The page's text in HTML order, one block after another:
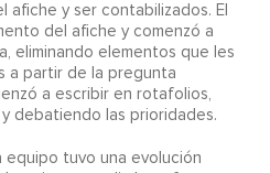
afiche y ser contabilizados. El
del afiche y comenzó a
eliminando elementos que les
a partir de la pregunta
a escribir en rotafolios,
debatiendo las prioridades.
tuvo una evolución